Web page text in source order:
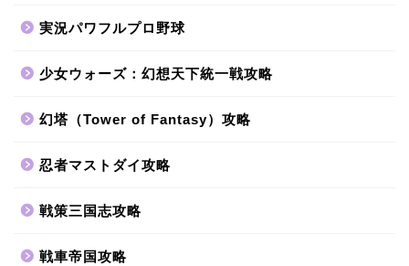
実況パワフルプロ野球
少女ウォーズ：幻想天下統一戦攻略
幻塔（Tower of Fantasy）攻略
忍者マストダイ攻略
戦策三国志攻略
戦車帝国攻略